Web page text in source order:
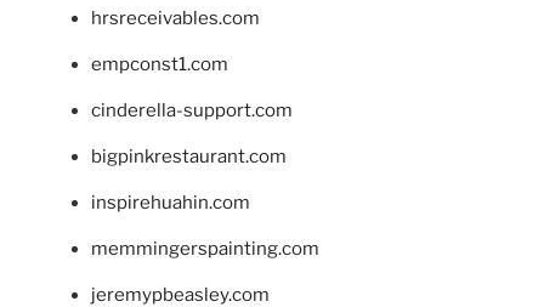
hrsreceivables.com
empconst1.com
cinderella-support.com
bigpinkrestaurant.com
inspirehuahin.com
memmingerspainting.com
jeremypbeasley.com